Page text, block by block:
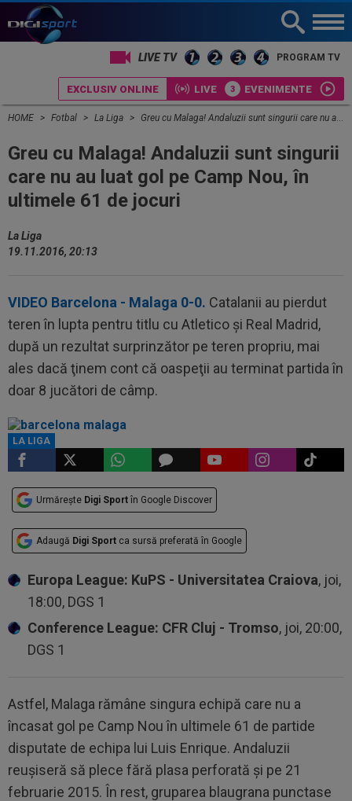
LIVE TV PROGRAM TV
EXCLUSIV ONLINE LIVE EVENIMENTE
HOME Fotbal La Liga Greu cu Malaga! Andaluzii sunt singurii care nu au luat gol pe Camp Nou, în ultimele 61 de jocuri
Greu cu Malaga! Andaluzii sunt singurii
care nu au luat gol pe Camp Nou, în
ultimele 61 de jocuri
La Liga
19.11.2016, 20:13
VIDEO Barcelona - Malaga 0-0. Catalanii au pierdut
teren în lupta pentru titlu cu Atletico şi Real Madrid,
după un rezultat surprinzător pe teren propriu, mai
ales dacă ţinem cont că oaspeţii au terminat partida în
doar 8 jucători de câmp.
LA LIGA
Urmărește Digi Sport în Google Discover
Adaugă Digi Sport ca sursă preferată în Google
Europa League: KuPS - Universitatea Craiova, joi,
18:00, DGS 1
Conference League: CFR Cluj - Tromso, joi, 20:00,
DGS 1
Astfel, Malaga rămâne singura echipă care nu a
încasat gol pe Camp Nou în ultimele 61 de partide
disputate de echipa lui Luis Enrique. Andaluzii
reuşiseră să plece fără plasa perforată şi pe 21
februarie 2015. În rest, gruparea blaugrana punctase